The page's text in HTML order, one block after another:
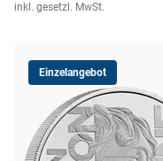
inkl. gesetzl. MwSt.
Einzelangebot